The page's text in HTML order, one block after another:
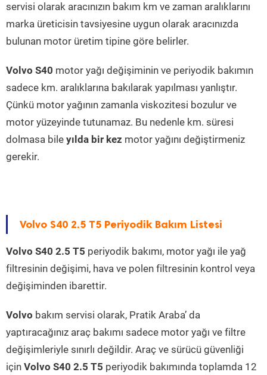
servisi olarak aracınızın bakım km ve zaman aralıklarını
marka üreticisin tavsiyesine uygun olarak aracınızda
bulunan motor üretim tipine göre belirler.
Volvo S40 motor yağı değişiminin ve periyodik bakımın
sadece km. aralıklarına bakılarak yapılması yanlıştır.
Çünkü motor yağının zamanla viskozitesi bozulur ve
motor yüzeyinde tutunamaz. Bu nedenle km. süresi
dolmasa bile yılda bir kez motor yağını değiştirmeniz
gerekir.
Volvo S40 2.5 T5 Periyodik Bakım Listesi
Volvo S40 2.5 T5 periyodik bakımı, motor yağı ile yağ
filtresinin değişimi, hava ve polen filtresinin kontrol veya
değişiminden ibarettir.
Volvo bakım servisi olarak, Pratik Araba’ da
yaptıracağınız araç bakımı sadece motor yağı ve filtre
değişimleriyle sınırlı değildir. Araç ve sürücü güvenliği
için Volvo S40 2.5 T5 periyodik bakımında toplamda 12